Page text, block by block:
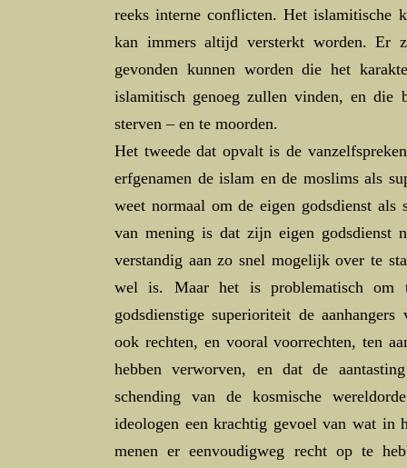
reeks interne conflicten. Het islamitische
kan immers altijd versterkt worden. Er
gevonden kunnen worden die het
islamitisch genoeg zullen vinden, en
sterven – en te moorden.
Het tweede dat opvalt is de
erfgenamen de islam en de moslims als
weet normaal om de eigen godsdienst als
van mening is dat zijn eigen godsdienst
verstandig aan zo snel mogelijk over te
wel is. Maar het is problematisch om
godsdienstige superioriteit de
ook rechten, en vooral voorrechten, ten
hebben verworven, en dat de
schending van de kosmische
ideologen een krachtig gevoel van wat in
menen er eenvoudigweg recht op te